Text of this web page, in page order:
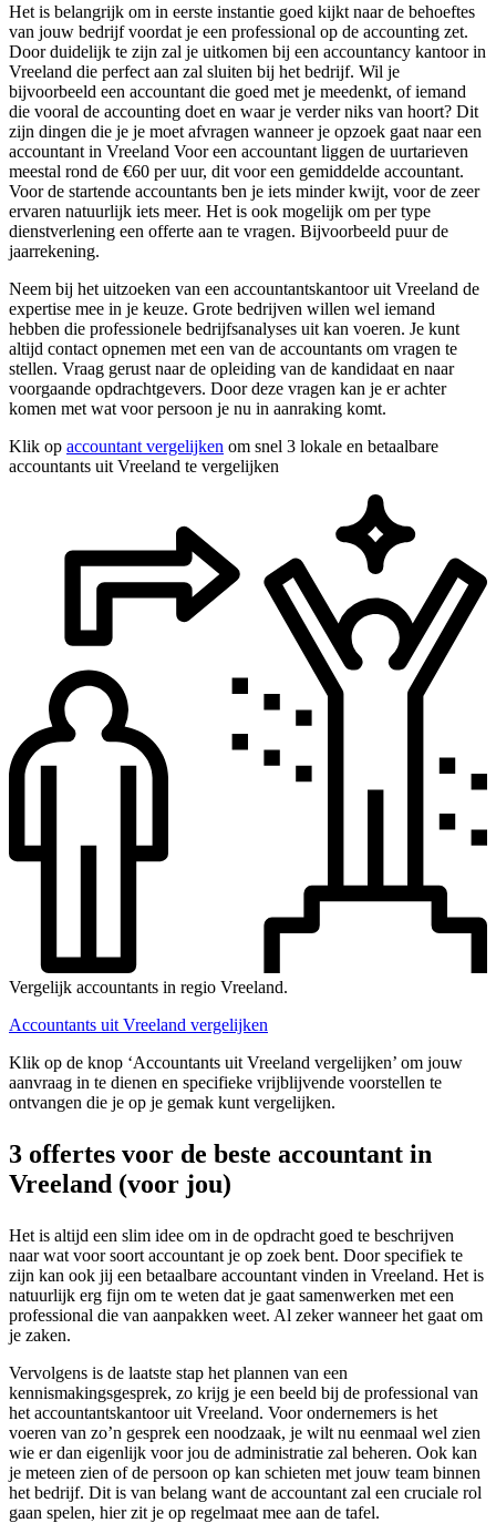
Het is belangrijk om in eerste instantie goed kijkt naar de behoeftes
van jouw bedrijf voordat je een professional op de accounting zet.
Door duidelijk te zijn zal je uitkomen bij een accountancy kantoor in
Vreeland die perfect aan zal sluiten bij het bedrijf. Wil je
bijvoorbeeld een accountant die goed met je meedenkt, of iemand
die vooral de accounting doet en waar je verder niks van hoort? Dit
zijn dingen die je je moet afvragen wanneer je opzoek gaat naar een
accountant in Vreeland Voor een accountant liggen de uurtarieven
meestal rond de €60 per uur, dit voor een gemiddelde accountant.
Voor de startende accountants ben je iets minder kwijt, voor de zeer
ervaren natuurlijk iets meer. Het is ook mogelijk om per type
dienstverlening een offerte aan te vragen. Bijvoorbeeld puur de
jaarrekening.
Neem bij het uitzoeken van een accountantskantoor uit Vreeland de
expertise mee in je keuze. Grote bedrijven willen wel iemand
hebben die professionele bedrijfsanalyses uit kan voeren. Je kunt
altijd contact opnemen met een van de accountants om vragen te
stellen. Vraag gerust naar de opleiding van de kandidaat en naar
voorgaande opdrachtgevers. Door deze vragen kan je er achter
komen met wat voor persoon je nu in aanraking komt.
Klik op accountant vergelijken om snel 3 lokale en betaalbare
accountants uit Vreeland te vergelijken
Vergelijk accountants in regio Vreeland.
Accountants uit Vreeland vergelijken
Klik op de knop ‘Accountants uit Vreeland vergelijken’ om jouw
aanvraag in te dienen en specifieke vrijblijvende voorstellen te
ontvangen die je op je gemak kunt vergelijken.
3 offertes voor de beste accountant in
Vreeland (voor jou)
Het is altijd een slim idee om in de opdracht goed te beschrijven
naar wat voor soort accountant je op zoek bent. Door specifiek te
zijn kan ook jij een betaalbare accountant vinden in Vreeland. Het is
natuurlijk erg fijn om te weten dat je gaat samenwerken met een
professional die van aanpakken weet. Al zeker wanneer het gaat om
je zaken.
Vervolgens is de laatste stap het plannen van een
kennismakingsgesprek, zo krijg je een beeld bij de professional van
het accountantskantoor uit Vreeland. Voor ondernemers is het
voeren van zo’n gesprek een noodzaak, je wilt nu eenmaal wel zien
wie er dan eigenlijk voor jou de administratie zal beheren. Ook kan
je meteen zien of de persoon op kan schieten met jouw team binnen
het bedrijf. Dit is van belang want de accountant zal een cruciale rol
gaan spelen, hier zit je op regelmaat mee aan de tafel.